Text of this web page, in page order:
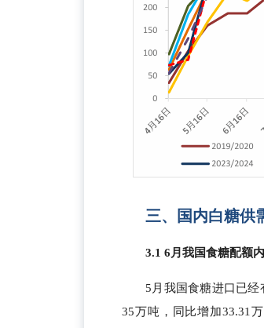
三、国内白糖供
3.1 6月我国食糖配额
5月我国食糖进口已
35万吨，同比增加33.31